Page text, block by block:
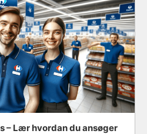
– Lær hvordan du ansøger